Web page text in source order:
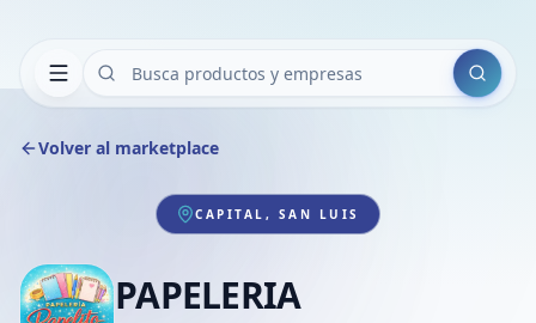
Buscar
Volver al marketplace
CAPITAL, SAN LUIS
PAPELERIA